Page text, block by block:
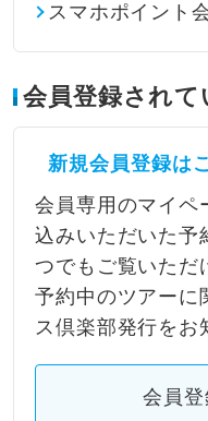
スマホポイント
会員登録され
新規会員登録は
会員専用のマイペ
込みいただいた予
つでもご覧いただ
予約中のツアーに
ス倶楽部発行をお
会員登